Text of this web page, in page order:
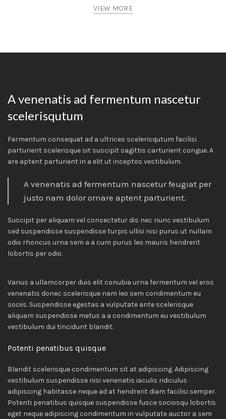
VIEW MORE
A venenatis ad fermentum nascetur
scelerisqutum
Fermentum consequat ad a ultrices scelerisqutum facilisi
parturient scelerisque sit suscipit sagittis carturient congue. A
are aptent parturient in a elit ut inceptos vestibulum.
A venenatis ad fermentum nascetur feugiat per
justo nam dolor ornare aptent parturient.
Suscipit per aliquam vel consectetur dis nec nunc vestibulum
sed suspendisse suspendisse turpis ullisi nisi purus ut nullam
odio rhoncus urna sem a a cum purus leo mauris hendrerit
lobortis per odio.
Varius a ullamcorper duis elit conubia urna fermentum vel eros
venenatis donec scelerisque nam leo sem condimentum eu
sociis. Suspendisse egestas a vulputate ante scelerisque
aliquam suspendisse metus a a condimentum eu vestibulum
vestibulum dui tincidunt blandit.
Potenti penatibus quisque
Blandit scelerisque condimentum sit at adipiscing. Adipiscing
vestibulum suspendisse nisi venenatis iaculis ridiculus
adipiscing habitasse neque ad at hendrerit diam facilisi semper.
Potenti penatibus quisque suspendisse fusce sociosqu lobortis
eget neque adipiscing condimentum in vulputate auctor a sem